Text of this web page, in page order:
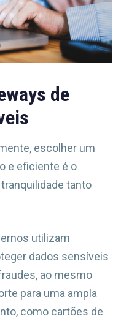
de
escolher um
e eficiente é o
tanto
utilizam
dados sensíveis
ao mesmo
para uma ampla
como cartões de